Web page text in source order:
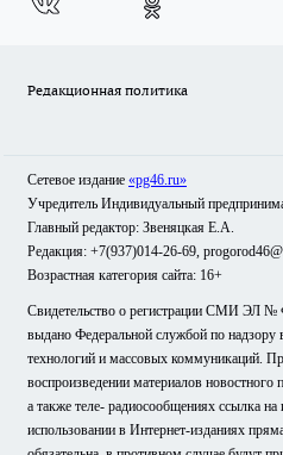
Редакционная политика
Сетевое издание «pg46.ru»
Учредитель Индивидуальный
Главный редактор: Звеняцкая Е.А.
Редакция: +7(937)014-26-69,
Возрастная категория сайта: 16+
Свидетельство о регистрации СМИ ЭЛ №
выдано Федеральной службой по
технологий и массовых коммуникаций.
воспроизведении материалов новостного
а также теле- радиосообщениях ссылка на
использовании в Интернет-изданиях